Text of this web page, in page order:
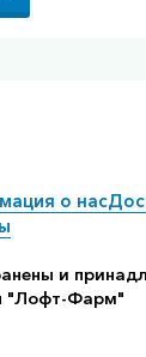
о нас
и
"Лофт-Фарм"